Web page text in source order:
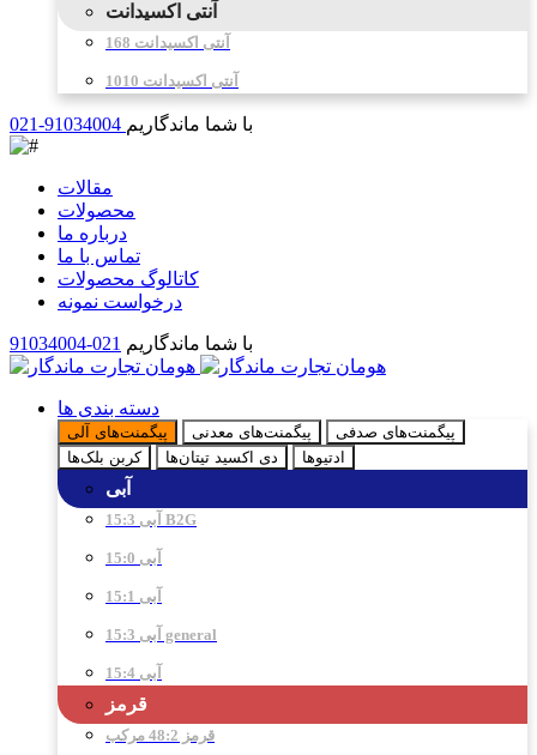
آنتی اکسیدانت
آنتی اکسیدانت 168
آنتی اکسیدانت 1010
021-91034004 با شما ماندگاریم
مقالات
محصولات
درباره ما
تماس با ما
کاتالوگ محصولات
درخواست نمونه
با شما ماندگاریم 021-91034004
دسته بندی ها
پیگمنت‌های آلی پیگمنت‌های معدنی
پیگمنت‌های صدفی
کربن بلک‌ها
دی اکسید تیتان‌ها ادتیو‌ها
آبی
آبی 15:3 B2G
آبی 15:0
آبی 15:1
آبی 15:3 general
آبی 15:4
قرمز
قرمز 48:2 مرکب